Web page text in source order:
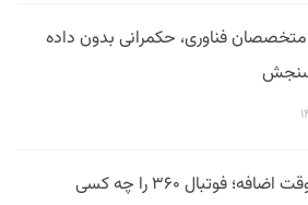
فناوری، حکمرانی بدون داده
فیلتر در وقت اضافه؛ فوتبال ۳۶۰ را چه کسی